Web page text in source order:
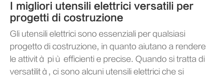
I migliori utensili elettrici versatili per
progetti di costruzione
Gli utensili elettrici sono essenziali per qualsiasi
progetto di costruzione, in quanto aiutano a rendere
le attività più efficienti e precise. Quando si tratta di
versatilità, ci sono alcuni utensili elettrici che si